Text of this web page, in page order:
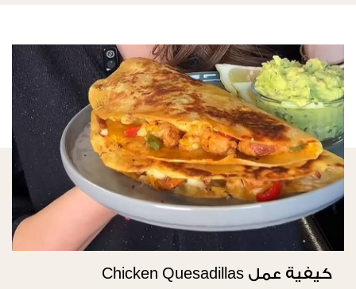
كيفية عمل Chicken Quesadillas